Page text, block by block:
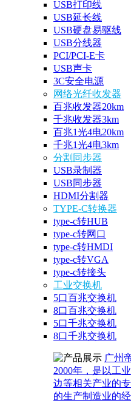
USB打印线
USB延长线
USB硬盘易驱线
USB分线器
PCI/PCI-E卡
USB声卡
3C安全电源
网络光纤收发器
百兆收发器20km
千兆收发器3km
百兆1光4电20km
千兆1光4电3km
分割同步器
USB录制器
USB同步器
HDMI分割器
TYPE-C转换器
type-c转HUB
type-c转网口
type-c转HMDI
type-c转VGA
type-c转接头
工业交换机
5口百兆交换机
8口百兆交换机
5口千兆交换机
8口千兆交换机
广州
2000年，是以工
边等相关产业的
的生产制造业的